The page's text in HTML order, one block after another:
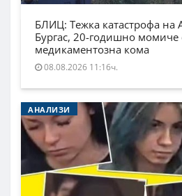
БЛИЦ: Тежка катастрофа на
Бургас, 20-годишно момиче
медикаментозна кома
08.08.2026 11:16ч.
АНАЛИЗИ